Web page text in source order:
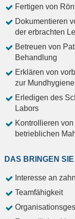
Fertigen von
Dokumentieren
der erbrachten
Betreuen von
Behandlung
Erklären von
zur Mundhygiene
Erledigen des
Labors
Kontrollieren
betrieblichen
DAS BRINGEN SIE
Interesse an
Teamfähigkeit